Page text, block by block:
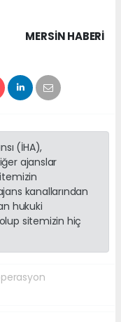
MERSIN HABERİ
(İHA),
ajanslar
kanallarından
hukuki
sitemizin hiç